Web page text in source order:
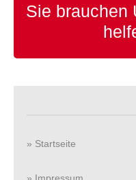
Sie brauchen
» Startseite
» Impressum